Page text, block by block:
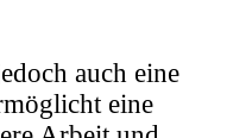
auch eine
eine